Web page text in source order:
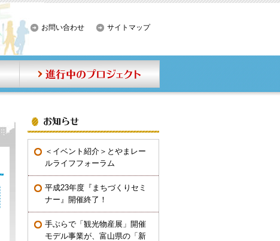
お問い合わせ サイトマップ
進行中のプロジェクト
＜イベント紹介＞とやまレー
ルライフフォーラム
平成23年度『まちづくりセミ
ナー』開催終了！
手ぶらで「観光物産展」開催
モデル事業が、富山県の「新